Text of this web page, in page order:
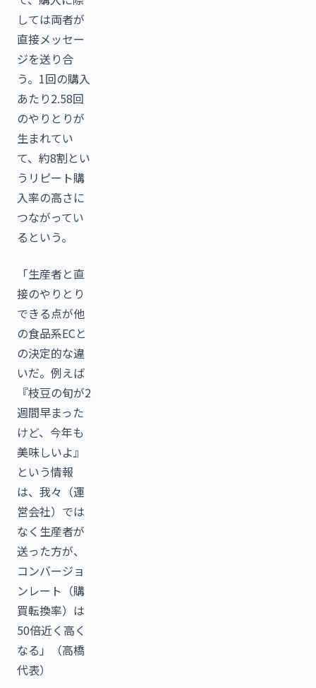
しては両者が
直接メッセー
ジを送り合
う。1回の購入
あたり2.58回
のやりとりが
生まれてい
て、約8割とい
うリピート購
入率の高さに
つながってい
るという。
「生産者と直
接のやりとり
できる点が他
の食品系ECと
の決定的な違
いだ。例えば
『枝豆の旬が2
週間早まった
けど、今年も
美味しいよ』
という情報
は、我々（運
営会社）では
なく生産者が
送った方が、
コンバージョ
ンレート（購
買転換率）は
50倍近く高く
なる」（高橋
代表）